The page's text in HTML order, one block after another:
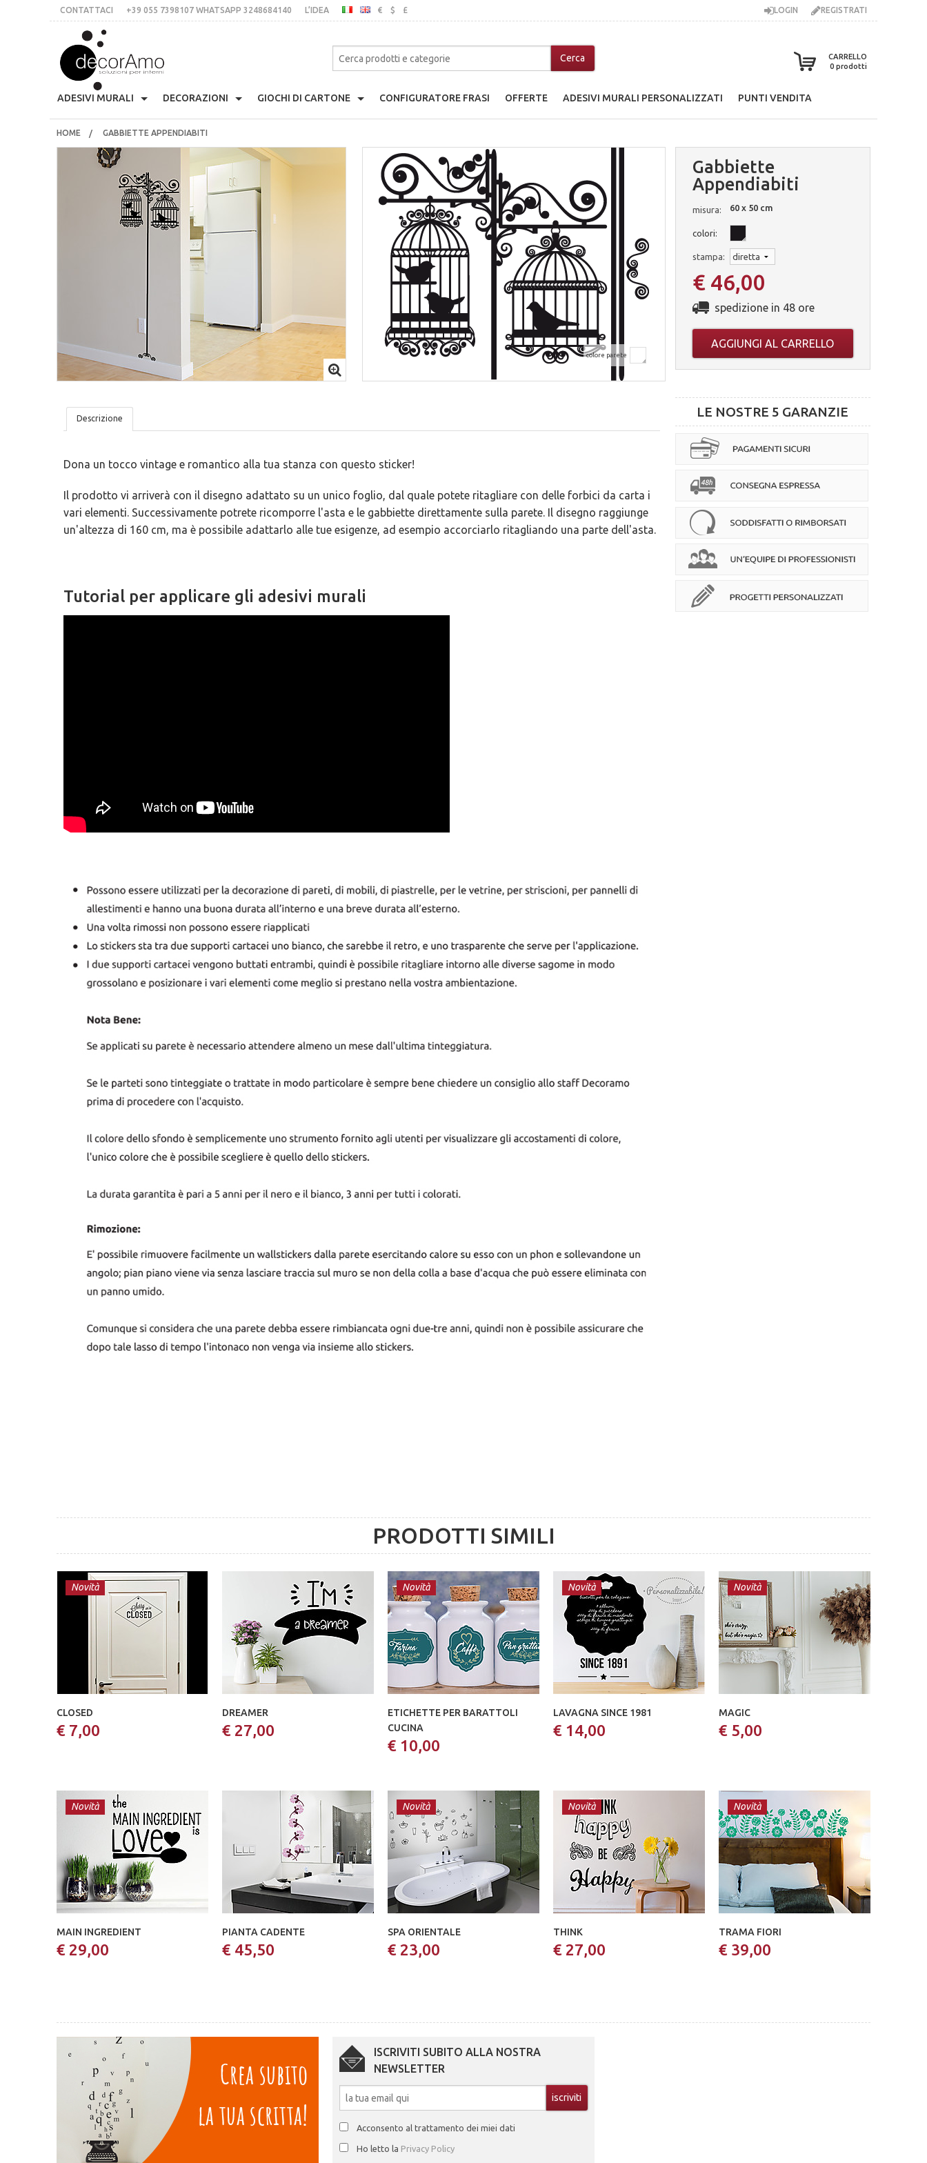
CONTATTACI +39 055 7398107 WHATSAPP 3248684140 L’IDEA
ITALIANOINGLESE
€ $ £ LOGIN REGISTRATI
CARRELLO
0 prodotti
ADESIVI MURALI
Stile Liberty
San Valentino
Ironici
Multicolor
Scritte Per Pareti
Lavagne Adesive
Lavagne Planning
Per Le Mattonelle
DECORAZIONI
Orologi Parete Adesivi
Bloomingville
Lettere In Legno
Presina Mustache
Tovagliette
GIOCHI DI CARTONE CONFIGURATORE FRASI OFFERTE ADESIVI MURALI PERSONALIZZATI PUNTI VENDITA
CONTATTACI+39 055 7398107 whatsApp 3248684140
inglese
HOME GABBIETTE APPENDIABITI
colore parete
Gabbiette
Appendiabiti
misura: 60 x 50 cm
colori:
stampa:
€ 46,00
spedizione in 48 ore
AGGIUNGI AL CARRELLO
LE NOSTRE 5 GARANZIE
Descrizione
Dona un tocco vintage e romantico alla tua stanza con questo sticker!
Il prodotto vi arriverà con il disegno adattato su un unico foglio, dal quale potete ritagliare con delle forbici da carta i
vari elementi. Successivamente potrete ricomporre l'asta e le gabbiette direttamente sulla parete. Il disegno raggiunge
un'altezza di 160 cm, ma è possibile adattarlo alle tue esigenze, ad esempio accorciarlo ritagliando una parte dell'asta.
Tutorial per applicare gli adesivi murali
PRODOTTI SIMILI
Novità
CLOSED
€ 7,00
DREAMER
€ 27,00
Novità
ETICHETTE PER BARATTOLI
CUCINA
€ 10,00
Novità
LAVAGNA SINCE 1981
€ 14,00
Novità
MAGIC
€ 5,00
Novità
MAIN INGREDIENT
€ 29,00
PIANTA CADENTE
€ 45,50
Novità
SPA ORIENTALE
€ 23,00
Novità
THINK
€ 27,00
Novità
TRAMA FIORI
€ 39,00
ISCRIVITI SUBITO ALLA NOSTRA
NEWSLETTER
Acconsento al trattamento dei miei dati
Ho letto la Privacy Policy